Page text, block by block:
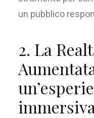
un pubblico
2. La